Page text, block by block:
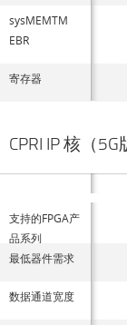
sysMEMTM
EBR
寄存器
CPRI IP 核（5G
支持的FPGA产
品系列
最低器件需求
数据通道宽度